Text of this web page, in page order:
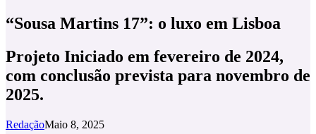
“Sousa Martins 17”: o luxo em Lisboa
Projeto Iniciado em fevereiro de 2024,
com conclusão prevista para novembro de
2025.
RedaçãoMaio 8, 2025